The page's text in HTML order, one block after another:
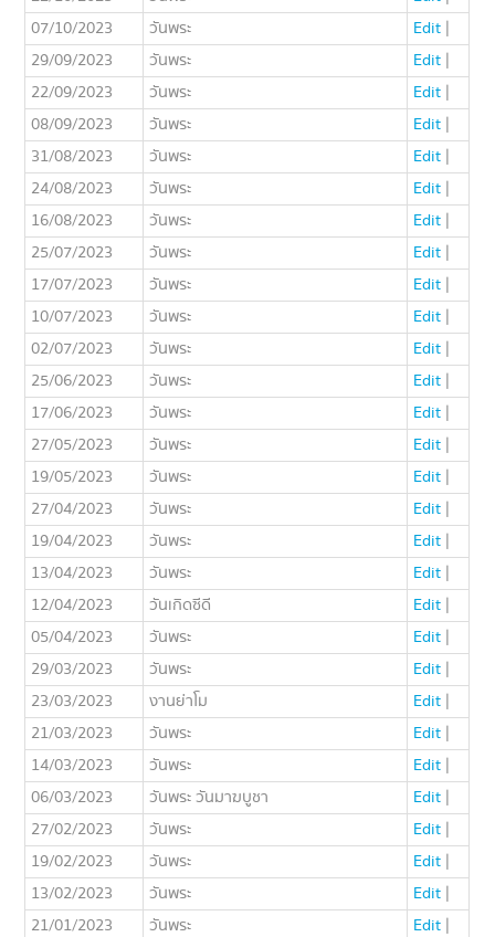
07/10/2023
วันพระ Edit |
29/09/2023
วันพระ Edit |
22/09/2023
วันพระ Edit |
08/09/2023
วันพระ Edit |
31/08/2023
วันพระ Edit |
24/08/2023
วันพระ Edit |
16/08/2023
วันพระ Edit |
25/07/2023
วันพระ Edit |
17/07/2023
วันพระ Edit |
10/07/2023
วันพระ Edit |
02/07/2023
วันพระ Edit |
25/06/2023
วันพระ Edit |
17/06/2023
วันพระ Edit |
27/05/2023
วันพระ Edit |
19/05/2023
วันพระ Edit |
27/04/2023
วันพระ Edit |
19/04/2023
วันพระ Edit |
13/04/2023
วันพระ Edit |
12/04/2023
วันเกิดซีดี Edit |
05/04/2023
วันพระ Edit |
29/03/2023
วันพระ Edit |
23/03/2023
งานย่าโม Edit |
21/03/2023
วันพระ Edit |
14/03/2023
วันพระ Edit |
06/03/2023
วันพระ วันมาฆบูชา Edit |
27/02/2023
วันพระ Edit |
19/02/2023
วันพระ Edit |
13/02/2023
วันพระ Edit |
21/01/2023
วันพระ Edit |